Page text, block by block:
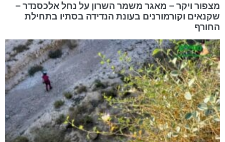
מצפור ויקר – מאגר משמר השרון על נחל אלכסנדר –
שקנאים וקורמורנים בעונת הנדידה בסתיו בתחילת
החורף